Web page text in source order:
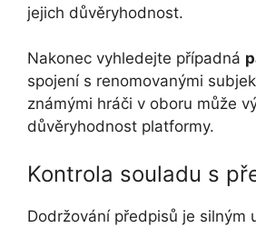
jejich důvěryhodnost.
Nakonec vyhledejte případná
spojení s renomovanými
známými hráči v oboru může
důvěryhodnost platformy.
Kontrola souladu s
Dodržování předpisů je silným